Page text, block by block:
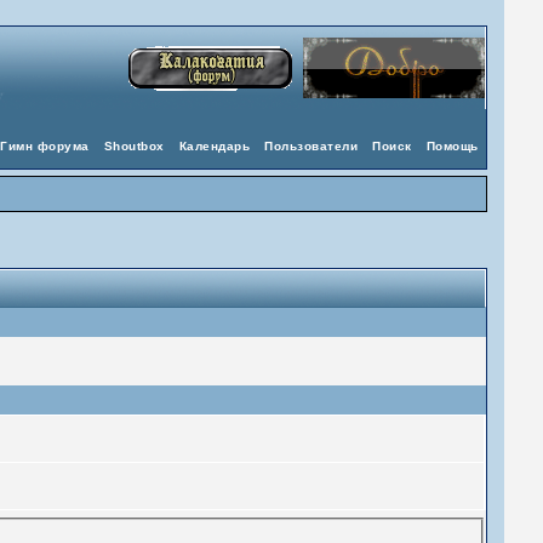
Помощь
Поиск
Пользователи
Календарь
Shoutbox
Гимн форума